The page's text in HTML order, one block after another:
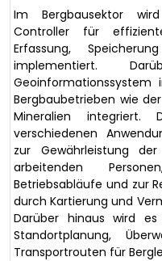
Im Bergbausektor
Controller für
Erfassung,
implementiert.
Bergbaubetrieben wie
Mineralien
verschiedenen
zur Gewährleistung
arbeitenden
Betriebsabläufe und zur
durch Kartierung und
Darüber hinaus wird
Standortplanung,
Transportrouten für